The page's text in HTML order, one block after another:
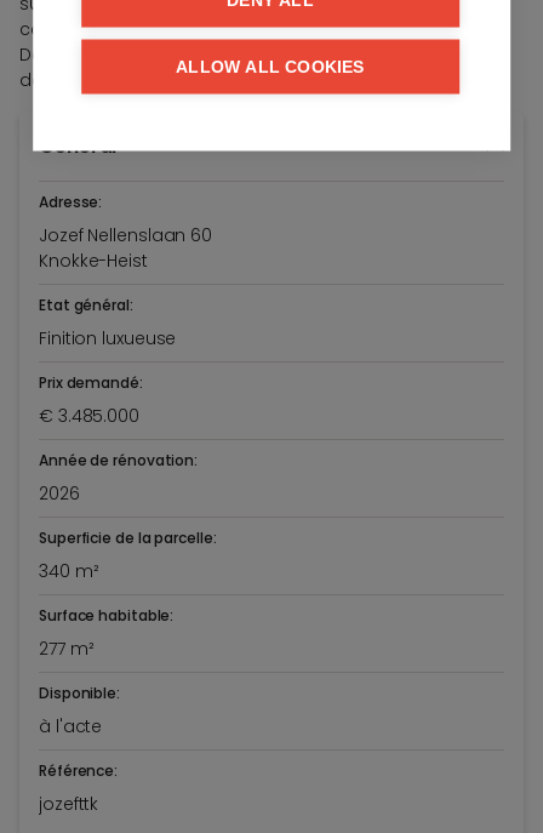
comme chambre d'amis ou pour une fille au pair.
De plus, trois places de parking privatives sont prévues
devant la maison.
Général
Adresse:
Jozef Nellenslaan 60
Knokke-Heist
Etat général:
Finition luxueuse
Prix demandé:
€ 3.485.000
Année de rénovation:
2026
Superficie de la parcelle:
340 m²
Surface habitable:
277 m²
Disponible:
à l'acte
Référence:
jozefttk
ALLOW ALL COOKIES